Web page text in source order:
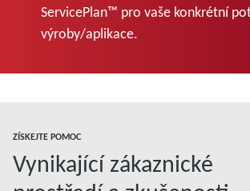
ServicePlan™ pro vaše konkrétní
výroby/aplikace.
ZÍSKEJTE POMOC
Vynikající zákaznické